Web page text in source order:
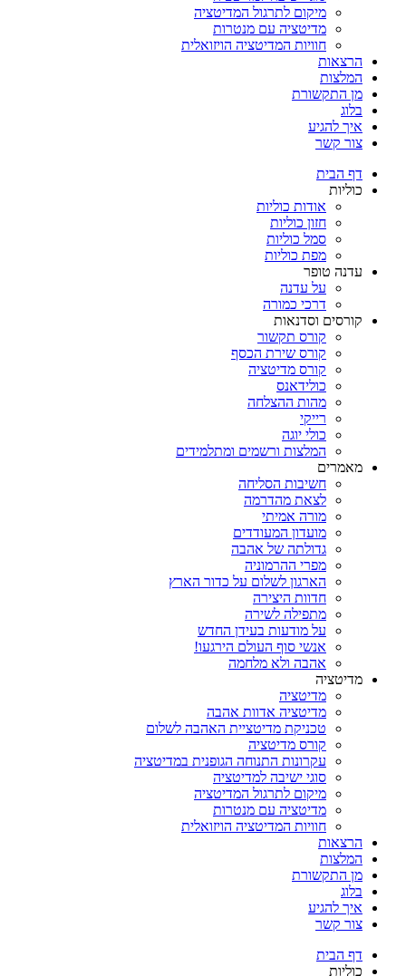
מיקום לתרגול המדיטציה
מדיטציה עם מנטרות
חוויות המדיטציה הויזואלית
הרצאות
המלצות
מן התקשורת
בלוג
איך להגיע
צור קשר
דף הבית
כוליות
אודות כוליות
חזון כוליות
סמל כוליות
מפת כוליות
עדנה טופר
על עדנה
דרכי כמורה
קורסים וסדנאות
קורס תקשור
קורס שירת הכסף
קורס מדיטציה
כולידאנס
מהות ההצלחה
רייקי
כולי יוגה
המלצות ורשמים ומתלמידים
מאמרים
חשיבות הסליחה
לצאת מהדרמה
מורה אמיתי
מועדון המעודדים
גדולתה של אהבה
מפרי ההרמוניה
הארגון לשלום על כדור הארץ
חדוות היצירה
מתפילה לשירה
על מודעות בעידן החדש
אנשי סוף העולם הירגעו!
אהבה ולא מלחמה
מדיטציה
מדיטציה
מדיטציה אדוות אהבה
טכניקת מדיטציית האהבה לשלום
קורס מדיטציה
עקרונות התנוחה הגופנית במדיטציה
סוגי ישיבה למדיטציה
מיקום לתרגול המדיטציה
מדיטציה עם מנטרות
חוויות המדיטציה הויזואלית
הרצאות
המלצות
מן התקשורת
בלוג
איך להגיע
צור קשר
דף הבית
כוליות